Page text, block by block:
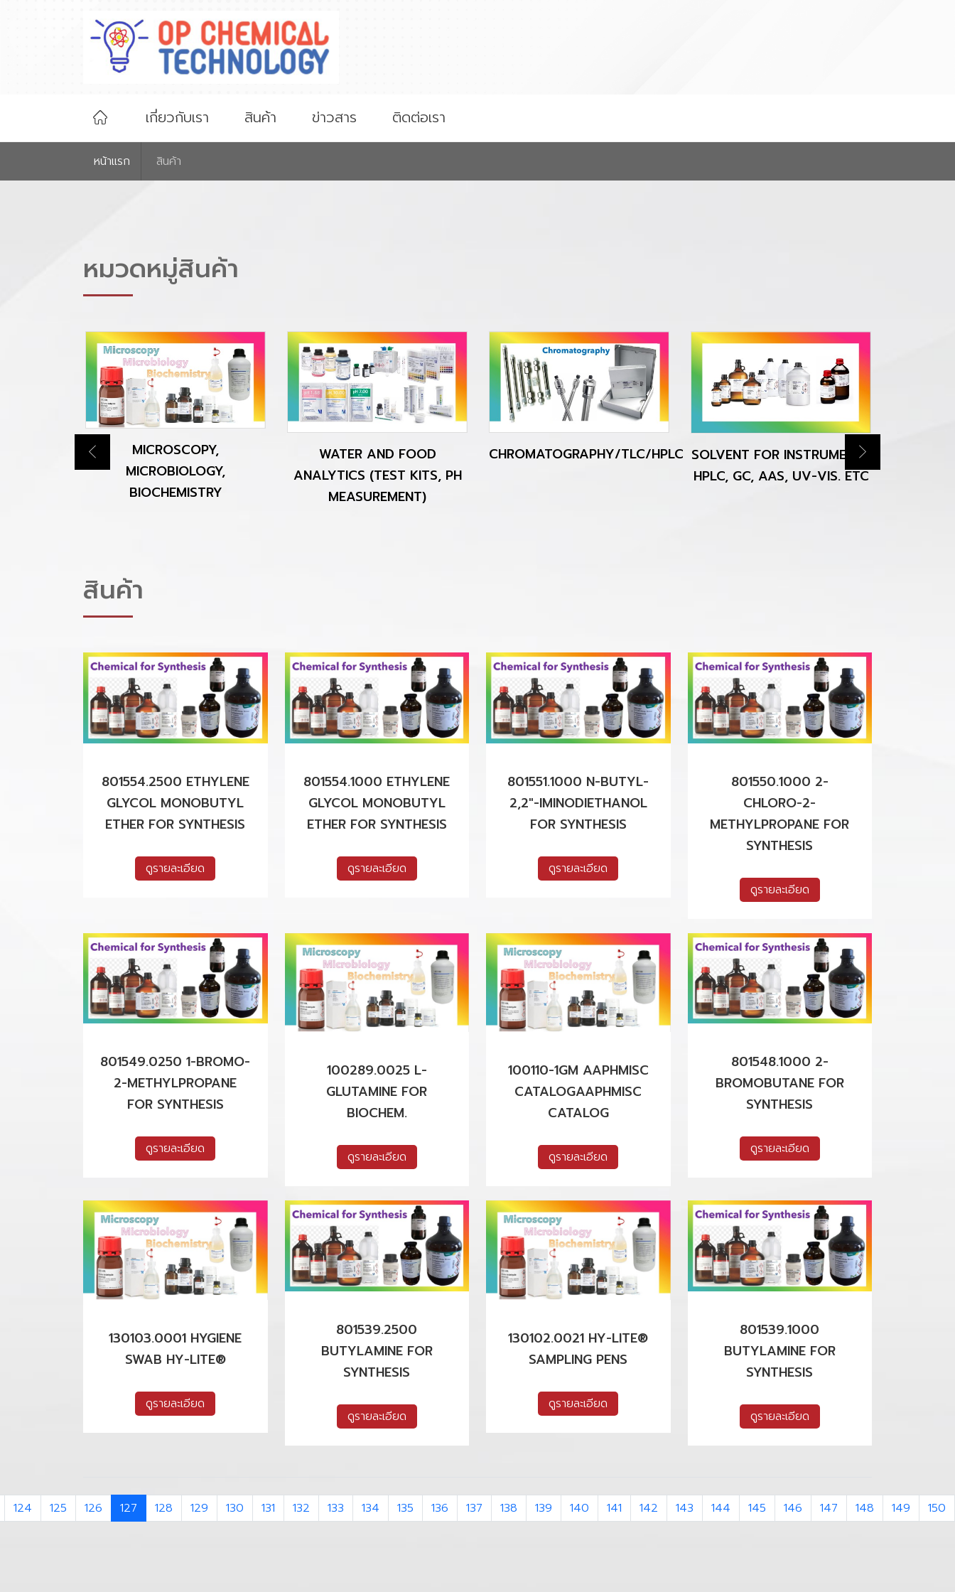
เกี่ยวกับเรา สินค้า ข่าวสาร ติดต่อเรา
หน้าเเรก สินค้า
หมวดหมู่สินค้า
MICROSCOPY,
MICROBIOLOGY,
BIOCHEMISTRY
WATER AND FOOD
ANALYTICS (TEST KITS, PH
MEASUREMENT)
CHROMATOGRAPHY/TLC/HPLC SOLVENT FOR INSTRUMENT ;
HPLC, GC, AAS, UV-VIS. ETC
สินค้า
801554.2500 ETHYLENE
GLYCOL MONOBUTYL
ETHER FOR SYNTHESIS
ดูรายละเอียด
801554.1000 ETHYLENE
GLYCOL MONOBUTYL
ETHER FOR SYNTHESIS
ดูรายละเอียด
801551.1000 N-BUTYL-
2,2"-IMINODIETHANOL
FOR SYNTHESIS
ดูรายละเอียด
801550.1000 2-
CHLORO-2-
METHYLPROPANE FOR
SYNTHESIS
ดูรายละเอียด
801549.0250 1-BROMO-
2-METHYLPROPANE
FOR SYNTHESIS
ดูรายละเอียด
100289.0025 L-
GLUTAMINE FOR
BIOCHEM.
ดูรายละเอียด
100110-1GM AAPHMISC
CATALOGAAPHMISC
CATALOG
ดูรายละเอียด
801548.1000 2-
BROMOBUTANE FOR
SYNTHESIS
ดูรายละเอียด
130103.0001 HYGIENE
SWAB HY-LITE®
ดูรายละเอียด
801539.2500
BUTYLAMINE FOR
SYNTHESIS
ดูรายละเอียด
130102.0021 HY-LITE®
SAMPLING PENS
ดูรายละเอียด
801539.1000
BUTYLAMINE FOR
SYNTHESIS
ดูรายละเอียด
124 125 126 127 128 129 130 131 132 133 134 135 136 137 138 139 140 141 142 143 144 145 146 147 148 149 150